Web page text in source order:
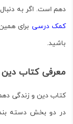
دهم است. اگر به
کمک درسی برای
باشید.
معرفی کتاب دین
در دو بخش دسته